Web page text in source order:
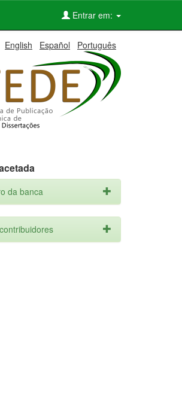
Entrar em:
English Español Português
da banca